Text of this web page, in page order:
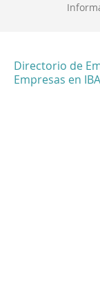
Directorio de
Empresas en